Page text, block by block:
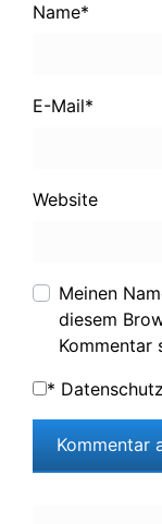
Name*
E-Mail*
Website
Meinen
diesem
Kommentar
*